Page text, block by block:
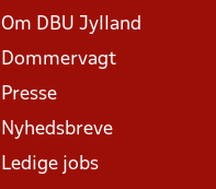
Om DBU Jylland
Dommervagt
Presse
Nyhedsbreve
Ledige jobs